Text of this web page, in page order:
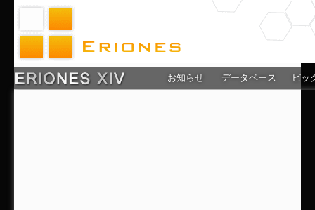
お知らせ データベース ピッ